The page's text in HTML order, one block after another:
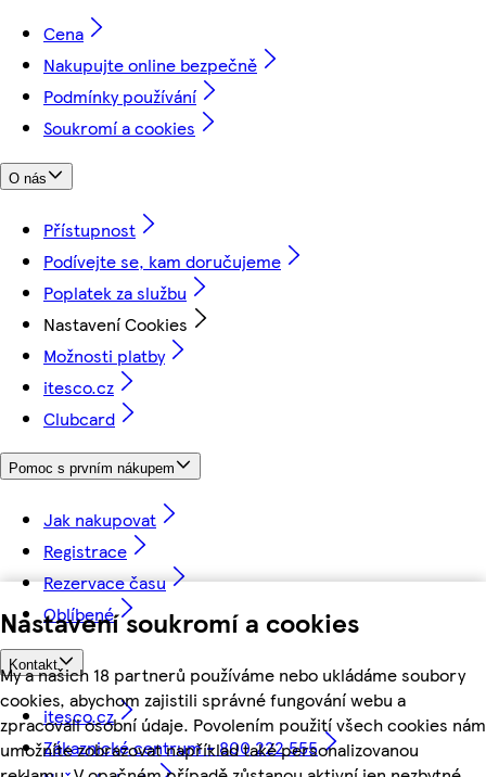
Nastavení soukromí a cookies
My a našich 18 partnerů používáme nebo ukládáme soubory
cookies, abychom zajistili správné fungování webu a
zpracovali osobní údaje. Povolením použití všech cookies nám
umožníte zobrazovat například také personalizovanou
Cena
Nakupujte online bezpečně
Podmínky používání
Soukromí a cookies
O nás
Přístupnost
Podívejte se, kam doručujeme
Poplatek za službu
Nastavení Cookies
Možnosti platby
itesco.cz
Clubcard
Pomoc s prvním nákupem
Jak nakupovat
Registrace
Rezervace času
Oblíbené
Kontakt
itesco.cz
Zákaznické centrum - 800 222 555